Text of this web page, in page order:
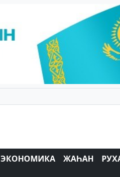
ЭКОНОМИКА ЖАҺАН